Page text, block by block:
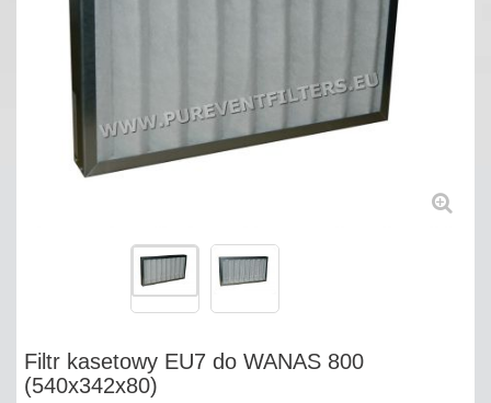
Filtr kasetowy EU7 do WANAS 800
(540x342x80)